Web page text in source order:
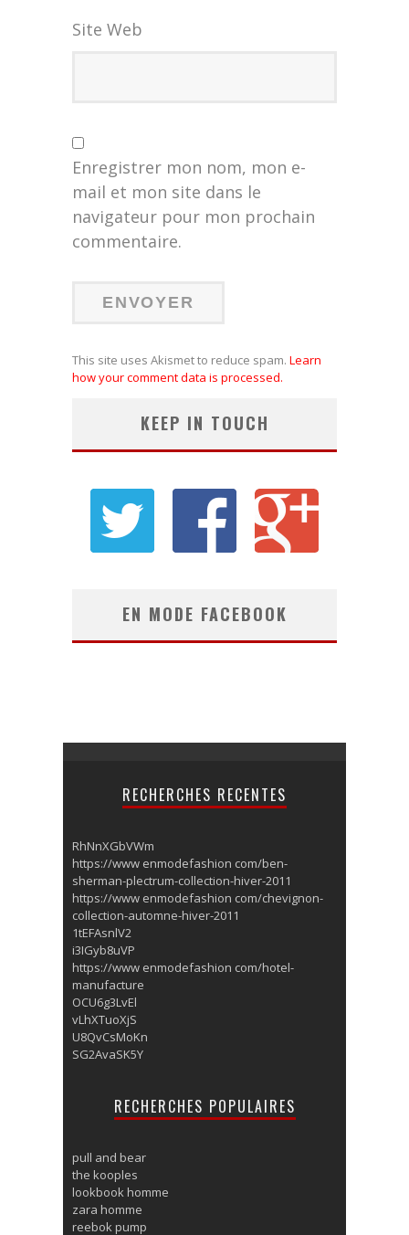
Site Web
Enregistrer mon nom, mon e-
mail et mon site dans le
navigateur pour mon prochain
commentaire.
This site uses Akismet to reduce spam. Learn
how your comment data is processed.
KEEP IN TOUCH
EN MODE FACEBOOK
RECHERCHES RECENTES
RhNnXGbVWm
https://www enmodefashion com/ben-
sherman-plectrum-collection-hiver-2011
https://www enmodefashion com/chevignon-
collection-automne-hiver-2011
1tEFAsnlV2
i3IGyb8uVP
https://www enmodefashion com/hotel-
manufacture
OCU6g3LvEl
vLhXTuoXjS
U8QvCsMoKn
SG2AvaSK5Y
RECHERCHES POPULAIRES
pull and bear
the kooples
lookbook homme
zara homme
reebok pump